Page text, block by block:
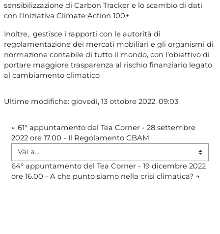
sensibilizzazione di Carbon Tracker e lo scambio di dati
con l'Iniziativa Climate Action 100+.
Inoltre, gestisce i rapporti con le autorità di
regolamentazione dei mercati mobiliari e gli organismi di
normazione contabile di tutto il mondo, con l'obiettivo di
portare maggiore trasparenza al rischio finanziario legato
al cambiamento climatico
Ultime modifiche: giovedì, 13 ottobre 2022, 09:03
← 61° appuntamento del Tea Corner - 28 settembre
2022 ore 17.00 - Il Regolamento CBAM
Vai a...
64° appuntamento del Tea Corner - 19 dicembre 2022
ore 16.00 - A che punto siamo nella crisi climatica? →